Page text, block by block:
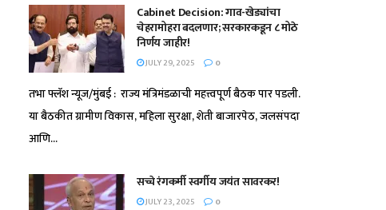
Cabinet Decision: गाव-खेड्यांचा
चेहरामोहरा बदलणार; सरकारकडून ८ मोठे
निर्णय जाहीर!
JULY 29, 2025 0
तभा फ्लॅश न्यूज/मुंबई : राज्य मंत्रिमंडळाची महत्त्वपूर्ण बैठक पार पडली.
या बैठकीत ग्रामीण विकास, महिला सुरक्षा, शेती बाजारपेठ, जलसंपदा
आणि...
सच्चे रंगकर्मी स्वर्गीय जयंत सावरकर!
JULY 23, 2025 0